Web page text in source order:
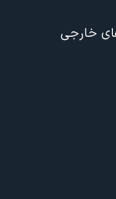
خارجی